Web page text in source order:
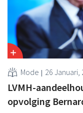
Mode 26 Januari,
LVMH-
opvolging